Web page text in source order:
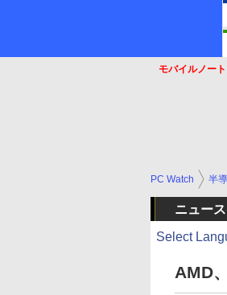
モバイルノート
PC Watch 半
ニュース
Select
AMD